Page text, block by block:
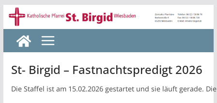
Zum
Inhalt
springen
St- Birgid – Fastnachtspredigt 2026
Die Staffel ist am 15.02.2026 gestartet und sie läuft gerade.